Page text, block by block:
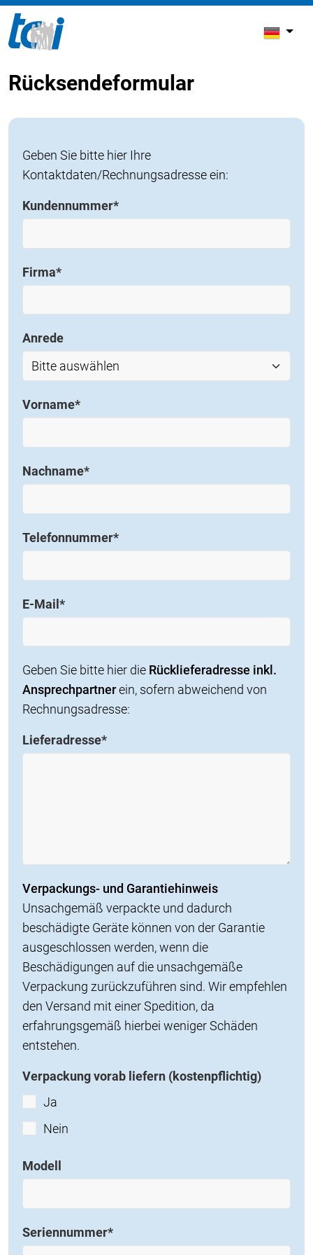
Rücksendeformular
Geben Sie bitte hier Ihre
Kontaktdaten/Rechnungsadresse ein:
Kundennummer*
Firma*
Anrede
Vorname*
Nachname*
Telefonnummer*
E-Mail*
Geben Sie bitte hier die Rücklieferadresse inkl.
Ansprechpartnerein, sofern abweichend von
Rechnungsadresse:
Lieferadresse*
Verpackungs- und Garantiehinweis
Unsachgemäß verpackte und dadurch
beschädigte Geräte können von der Garantie
ausgeschlossen werden, wenn die
Beschädigungen auf die unsachgemäße
Verpackung zurückzuführen sind. Wir empfehlen
den Versand mit einer Spedition, da
erfahrungsgemäß hierbei weniger Schäden
entstehen.
Verpackung vorab liefern (kostenpflichtig)
Ja
Nein
Modell
Seriennummer*